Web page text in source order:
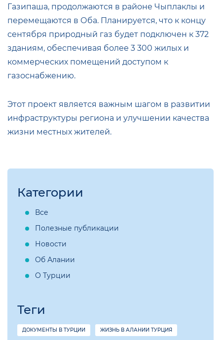
Газипаша, продолжаются в районе Чыплаклы и
перемещаются в Оба. Планируется, что к концу
сентября природный газ будет подключен к 372
зданиям, обеспечивая более 3 300 жилых и
коммерческих помещений доступом к
газоснабжению.
Этот проект является важным шагом в развитии
инфраструктуры региона и улучшении качества
жизни местных жителей.
Категории
Все
Полезные публикации
Новости
Об Алании
О Турции
Теги
ДОКУМЕНТЫ В ТУРЦИИ ЖИЗНЬ В АЛАНИИ ТУРЦИЯ